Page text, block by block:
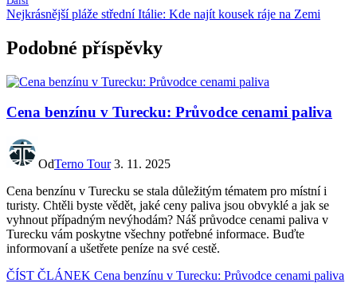
Nejkrásnější pláže střední Itálie: Kde najít kousek ráje na Zemi
Podobné příspěvky
Cena benzínu v Turecku: Průvodce cenami paliva
OdTerno Tour 3. 11. 2025
Cena benzínu v Turecku se stala důležitým tématem pro místní i
turisty. Chtěli byste vědět, jaké ceny paliva jsou obvyklé a jak se
vyhnout případným nevýhodám? Náš průvodce cenami paliva v
Turecku vám poskytne všechny potřebné informace. Buďte
informovaní a ušetřete peníze na své cestě.
ČÍST ČLÁNEK Cena benzínu v Turecku: Průvodce cenami paliva